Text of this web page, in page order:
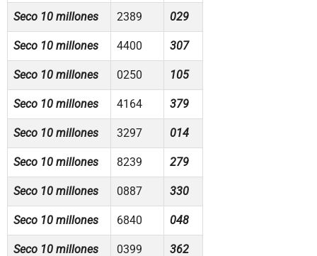
Seco 10 millones 2389 029
Seco 10 millones 4400 307
Seco 10 millones 0250 105
Seco 10 millones 4164 379
Seco 10 millones 3297 014
Seco 10 millones 8239 279
Seco 10 millones 0887 330
Seco 10 millones 6840 048
Seco 10 millones 0399 362